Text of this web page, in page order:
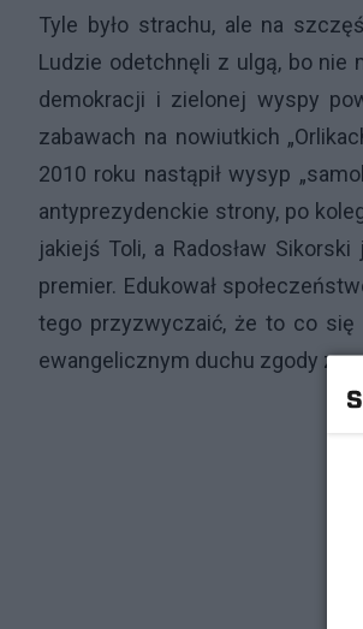
Tyle było strachu, ale na
Ludzie odetchnęli z ulgą, bo nie
demokracji i zielonej wyspy
zabawach na nowiutkich
2010 roku nastąpił wysyp
antyprezydenckie strony, po
jakiejś Toli, a Radosław
premier. Edukował
tego przyzwyczaić, że to co się
ewangelicznym duchu zgody